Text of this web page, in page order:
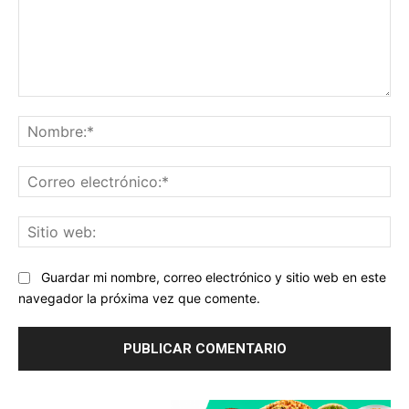
Guardar mi nombre, correo electrónico y sitio web en este
navegador la próxima vez que comente.